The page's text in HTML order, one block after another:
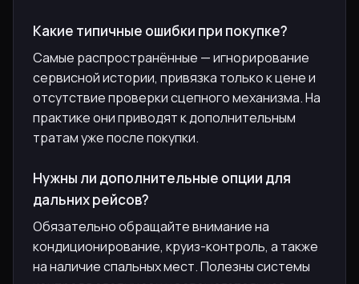
Какие типичные ошибки при покупке?
Самые распространённые — игнорирование
сервисной истории, привязка только к цене и
отсутствие проверки сцепного механизма. На
практике они приводят к дополнительным
тратам уже после покупки.
Нужны ли дополнительные опции для
дальних рейсов?
Обязательно обращайте внимание на
кондиционирование, круиз-контроль, а также
на наличие спальных мест. Полезны системы